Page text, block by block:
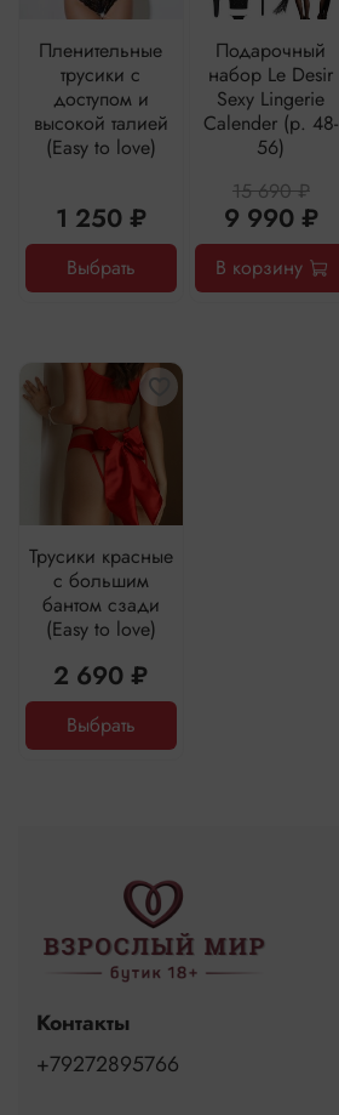
Пленительные
трусики с
доступом и
высокой талией
(Easy to love)
1 250 ₽
Выбрать
Подарочный
набор Le Desir
Sexy Lingerie
Calender (р. 48-
56)
15 690 ₽
9 990 ₽
В корзину
Трусики красные
с большим
бантом сзади
(Easy to love)
2 690 ₽
Выбрать
Контакты
+79272895766